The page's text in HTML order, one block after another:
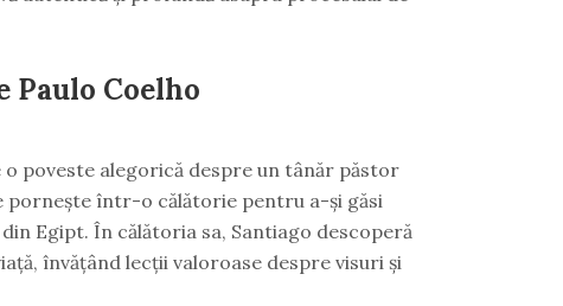
Paulo Coelho
o poveste alegorică despre un tânăr păstor
pornește într-o călătorie pentru a-și găsi
Egipt. În călătoria sa, Santiago descoperă
învățând lecții valoroase despre visuri și